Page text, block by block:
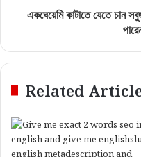
একঘেয়েমি কাটাতে যেতে চান
Related